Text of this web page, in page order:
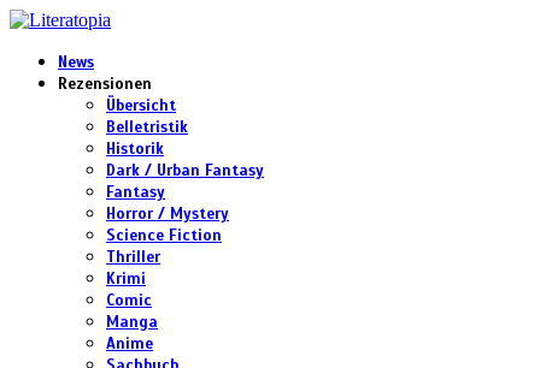
News
Rezensionen
Übersicht
Belletristik
Historik
Dark / Urban Fantasy
Fantasy
Horror / Mystery
Science Fiction
Thriller
Krimi
Comic
Manga
Anime